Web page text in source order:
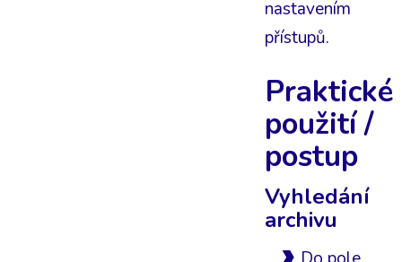
nastavením
přístupů.
Praktické
použití /
postup
Vyhledání
archivu